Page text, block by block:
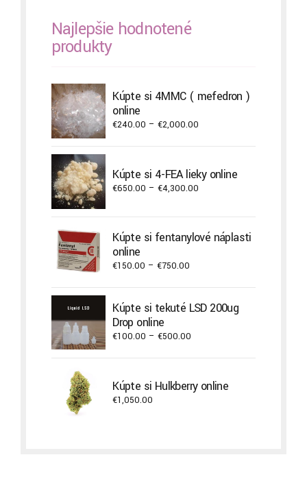
Najlepšie hodnotené
produkty
Kúpte si 4MMC ( mefedron )
online
€240.00 – €2,000.00
through
€2,000.00
Kúpte si 4-FEA lieky online
€650.00 – €4,300.00
through
€4,300.00
Kúpte si fentanylové náplasti
online
€150.00 – €750.00
through
Kúpte si tekuté LSD 200ug
Drop online
€100.00 – €500.00
through
€500.00
Kúpte si Hulkberry online
€1,050.00